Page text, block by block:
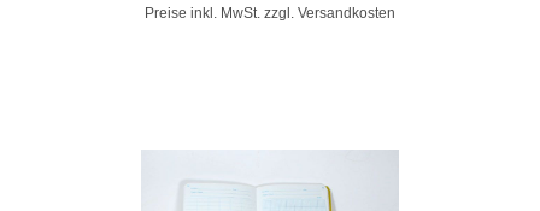
Preise inkl. MwSt. zzgl. Versandkosten